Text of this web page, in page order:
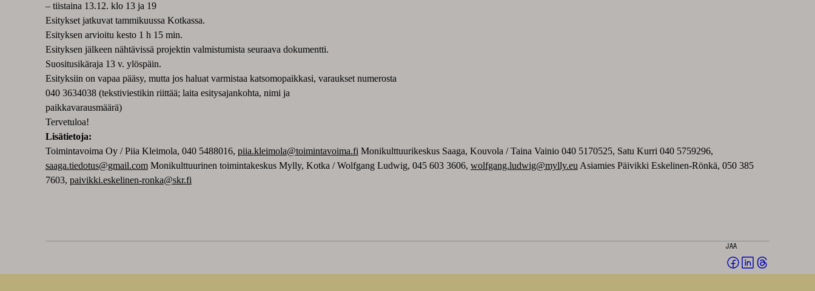
– tiistaina 13.12. klo 13 ja 19
Esitykset jatkuvat tammikuussa Kotkassa.
Esityksen arvioitu kesto 1 h 15 min.
Esityksen jälkeen nähtävissä projektin valmistumista seuraava dokumentti.
Suositusikäraja 13 v. ylöspäin.
Esityksiin on vapaa pääsy, mutta jos haluat varmistaa katsomopaikkasi, varaukset numerosta
040 3634038 (tekstiviestikin riittää; laita esitysajankohta, nimi ja
paikkavarausmäärä)
Tervetuloa!
Lisätietoja:
Toimintavoima Oy / Piia Kleimola, 040 5488016, piia.kleimola@toimintavoima.fi Monikulttuurikeskus Saaga, Kouvola / Taina Vainio 040 5170525, Satu Kurri 040 5759296,
saaga.tiedotus@gmail.comMonikulttuurinen toimintakeskus Mylly, Kotka / Wolfgang Ludwig, 045 603 3606, wolfgang.ludwig@mylly.eu Asiamies Päivikki Eskelinen-Rönkä, 050 385
7603, paivikki.eskelinen-ronka@skr.fi
JAA
Jaa
Facebookissa
Jaa
LinkedInissä
Threadsissä